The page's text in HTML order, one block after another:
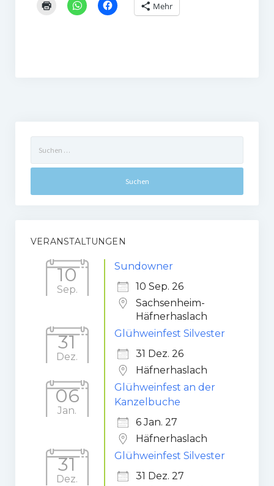
Mehr
nach:
VERANSTALTUNGEN
10
Sep.
Sundowner
10 Sep. 26
Sachsenheim-
Häfnerhaslach
31
Dez.
Glühweinfest Silvester
31 Dez. 26
Häfnerhaslach
06
Jan.
Glühweinfest an der
Kanzelbuche
6 Jan. 27
Häfnerhaslach
31
Dez.
Glühweinfest Silvester
31 Dez. 27